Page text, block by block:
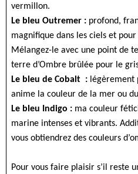
vermillon.
Le bleu Outremer : profond,
magnifique dans les ciels et
Mélangez-le avec une point de
terre d’Ombre brûlée pour le
Le bleu de Cobalt : légèrement
anime la couleur de la mer ou
Le bleu Indigo : ma couleur
marine intenses et vibrants.
vous obtiendrez des couleurs
Pour vous faire plaisir s’il reste